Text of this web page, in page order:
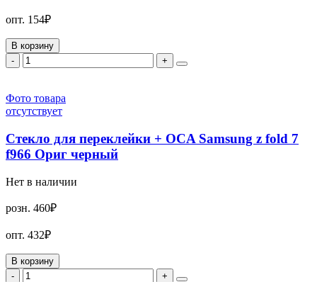
опт. 154₽
В корзину
-
+
Фото товара
отсутствует
Стекло для переклейки + OCA Samsung z fold 7
f966 Ориг черный
Нет в наличии
розн. 460₽
опт. 432₽
В корзину
-
+